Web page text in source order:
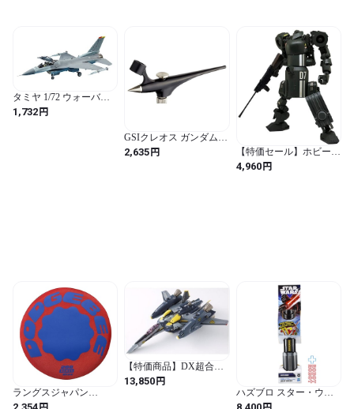
タミヤ 1/72 ウォーバー
ドコレクション No.86 ア
メリカ空軍 ロッキード
1,732円
GSIクレオス ガンダムマ
ーカーエアブラシ ハン
ドピース ホビー用塗装
2,635円
【特価セール】ホビージ
ャパン IV号人型重機 連
合国仕様 1/35スケール
4,960円
ラングスジャパン
(RANGS) ドッヂビー
円
【特価商品】DX超合金
VF-25S（オズマ・リー
機）用 スーパーパーツ
13,850円
ハズブロ スター・ウォ
ーズ コア ダース・ベイ
円